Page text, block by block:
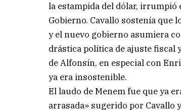
la estampida del dólar, irrumpió
Gobierno. Cavallo sostenía que
y el nuevo gobierno asumiera
drástica política de ajuste fiscal
de Alfonsín, en especial con
ya era insostenible.
El laudo de Menem fue que ya
arrasada» sugerido por Cavallo